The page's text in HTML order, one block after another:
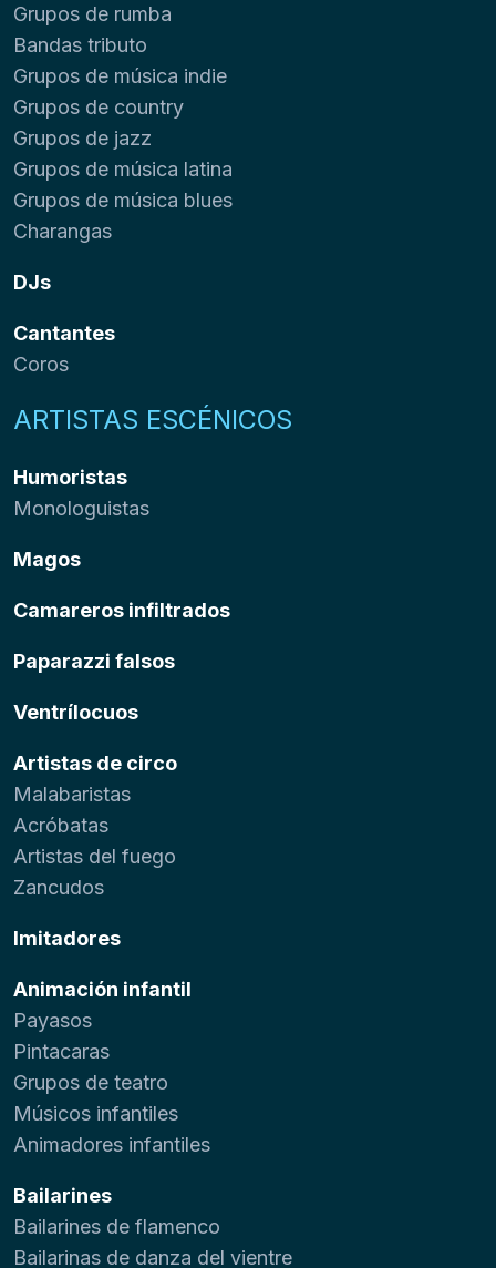
Grupos de rumba
Bandas tributo
Grupos de música indie
Grupos de country
Grupos de jazz
Grupos de música latina
Grupos de música blues
Charangas
DJs
Cantantes
Coros
ARTISTAS ESCÉNICOS
Humoristas
Monologuistas
Magos
Camareros infiltrados
Paparazzi falsos
Ventrílocuos
Artistas de circo
Malabaristas
Acróbatas
Artistas del fuego
Zancudos
Imitadores
Animación infantil
Payasos
Pintacaras
Grupos de teatro
Músicos infantiles
Animadores infantiles
Bailarines
Bailarines de flamenco
Bailarinas de danza del vientre